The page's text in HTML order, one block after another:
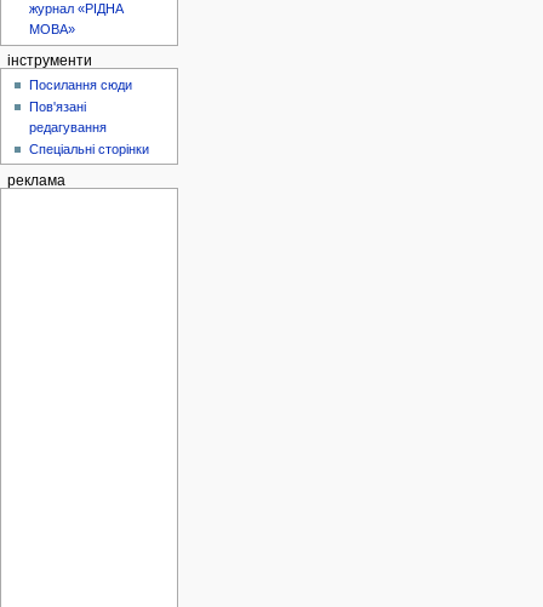
журнал «РІДНА
МОВА»
інструменти
Посилання сюди
Пов'язані
редагування
Спеціальні сторінки
реклама